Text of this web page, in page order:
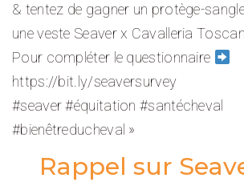
& tentez de gagner un protège-
une veste Seaver x Cavalleria
Pour compléter le questionnaire
https://bit.ly/seaversurvey
#seaver #équitation #santécheval
#bienêtreducheval »
Rappel sur